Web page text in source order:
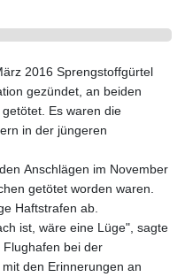
2016 Sprengstoffgürtel
gezündet, an beiden
Es waren die
in der jüngeren
Anschlägen im November
getötet worden waren.
Haftstrafen ab.
ist, wäre eine Lüge", sagte
bei der
den Erinnerungen an